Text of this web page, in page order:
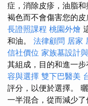
症，消除皮疹，油脂
褐色而不會傷害您的
長證照課程 桃園外燴
和油。 法律顧問 居家
信社價位 家族墓設計
其組成，目的和進一步
容與選擇 雙下巴醫美
評分，以便於選擇。
一半混合，從而減少